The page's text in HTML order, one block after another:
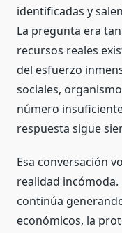
identificadas y
La pregunta era
recursos reales
del esfuerzo
sociales,
número
respuesta sigue
Esa conversación
realidad
continúa
económicos, la